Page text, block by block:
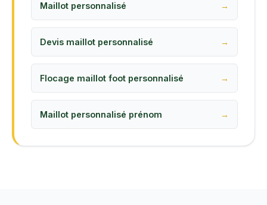
Maillot personnalisé
Devis maillot personnalisé
Flocage maillot foot personnalisé
Maillot personnalisé prénom